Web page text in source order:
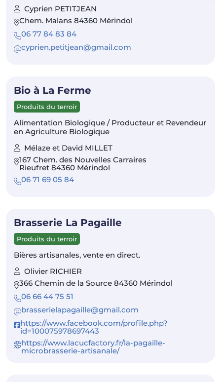
Cyprien PETITJEAN
Chem. Malans 84360 Mérindol
06 77 84 83 84
cyprien.petitjean@gmail.com
Bio à La Ferme
Produits du terroir
Alimentation Biologique / Producteur et Revendeur
en Agriculture Biologique
Mélaze et David MILLET
167 Chem. des Nouvelles Carraires
Rieufret 84360 Mérindol
06 71 69 05 84
Brasserie La Pagaille
Produits du terroir
Bières artisanales, vente en direct.
Olivier RICHIER
366 Chemin de la Source 84360 Mérindol
06 66 44 75 51
brasserielapagaille@gmail.com
https://www.facebook.com/profile.php?
id=100075978697443
https://www.lacucfactory.fr/la-pagaille-
microbrasserie-artisanale/